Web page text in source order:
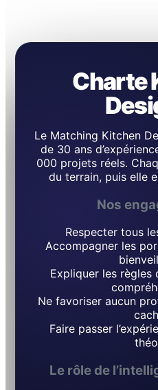
Charte
Le Matching Kitchen
de 30 ans
000 projets réels.
du terrain, puis elle
Nos
Respecter tous
Accompagner les
Expliquer les règles
Ne favoriser aucun
Faire passer
Le rôle de